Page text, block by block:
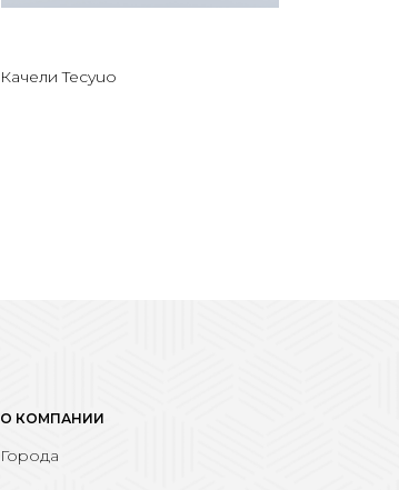
Качели Tecyuo
О КОМПАНИИ
Города